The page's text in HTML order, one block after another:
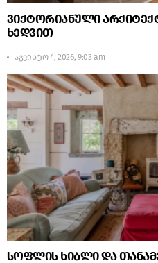
ვიქტორიანული
ხედვით
აგვისტო 4, 2026, 9:03 am
სოფლის ხიბლი და